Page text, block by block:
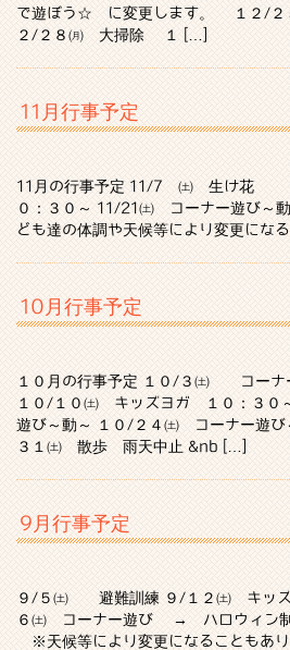
で遊ぼう☆ に変更します。 １２/
２/２８㈪ 大掃除 １ […]
11月行事予定
11月の行事予定 11/7 ㈯ 生け花
０：３０～ 11/21㈯ コーナー遊び
ども達の体調や天候等により変更にな
10月行事予定
１０月の行事予定 １０/３㈯ コーナ
１０/１０㈯ キッズヨガ １０：３０
遊び～動～ １０/２４㈯ コーナー遊び
３１㈯ 散歩 雨天中止 &nb […]
9月行事予定
９/５㈯ 避難訓練 ９/１２㈯ キッズ
６㈯ コーナー遊び → ハロウィン制
※天候等により変更になることもあ